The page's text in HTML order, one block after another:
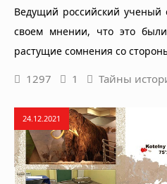
Ведущий российский ученый
своем мнении, что это
растущие сомнения со
1297 1 Тайны
24.12.2021